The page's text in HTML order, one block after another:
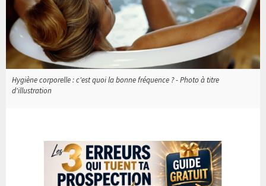
Hygiène corporelle : c'est quoi la bonne fréquence ? - Photo à titre
d'illustration